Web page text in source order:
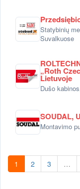
Statybinių
Suvalkuose
„Roth
Lietuvoje
Dušo
SOUDAL,
Montavimo
1 2 3 …